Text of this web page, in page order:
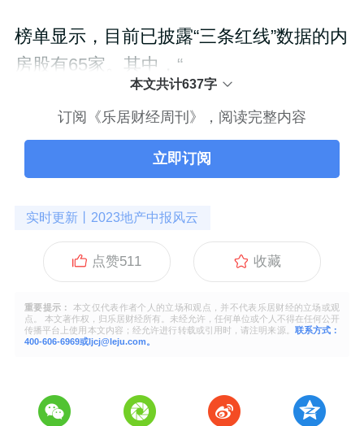
榜单显示，目前已披露“三条红线”数据的内
房股有65家。其中，“
本文共计637字
订阅《乐居财经周刊》，阅读完整内容
立即订阅
实时更新丨2023地产中报风云
点赞511 收藏
重要提示：
本文仅代表作者个人的立场和观点，并不代表乐居财经的立场或观
点。 本文著作权，归乐居财经所有。未经允许，任何单位或个人不得在任何公开
传播平台上使用本文内容；经允许进行转载或引用时，请注明来源。 联系方式：
400-606-6969或ljcj@leju.com。